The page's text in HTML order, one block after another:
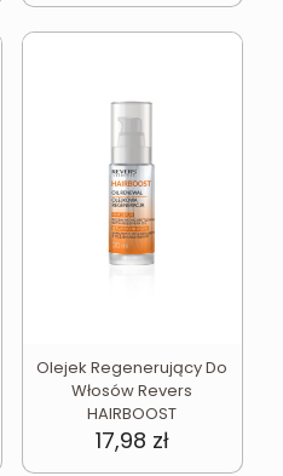
Olejek Regenerujący Do
Włosów Revers
HAIRBOOST
17,98 zł